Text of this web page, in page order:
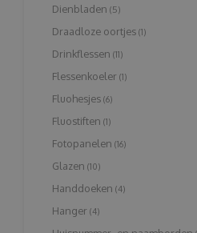
Dienbladen (5)
Draadloze oortjes (1)
Drinkflessen (11)
Flessenkoeler (1)
Fluohesjes (6)
Fluostiften (1)
Fotopanelen (16)
Glazen (10)
Handdoeken (4)
Hanger (4)